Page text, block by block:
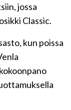
jossa
Classic.
kun poissa